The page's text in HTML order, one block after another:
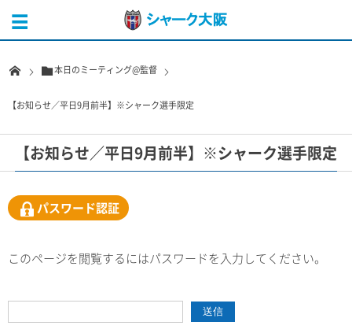
本日のミーティング@監督
【お知らせ／平日9月前半】※シャーク選手限定
【お知らせ／平日9月前半】※シャーク選手限定
パスワード認証
このページを閲覧するにはパスワードを入力してください。